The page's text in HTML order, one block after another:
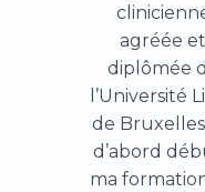
agréée et
diplômée
l’Université
de Bruxelles,
d’abord
ma